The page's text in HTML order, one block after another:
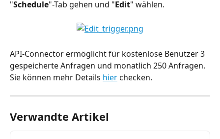
"Schedule"-Tab gehen und "Edit" wählen.
API-Connector ermöglicht für kostenlose Benutzer 3
gespeicherte Anfragen und monatlich 250 Anfragen.
Sie können mehr Details hier checken.
Verwandte Artikel